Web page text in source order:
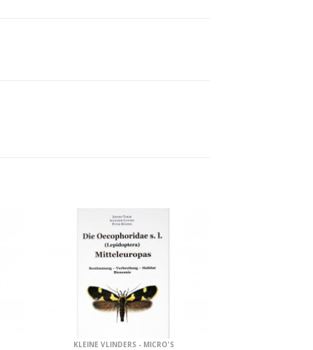
KLEINE VLINDERS - MICRO'S